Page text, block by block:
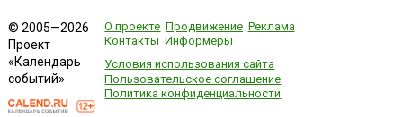
© 2005—2026
Проект
«Календарь
событий»
О проекте Продвижение Реклама
Контакты Информеры
Условия использования сайта
Пользовательское соглашение
Политика конфиденциальности